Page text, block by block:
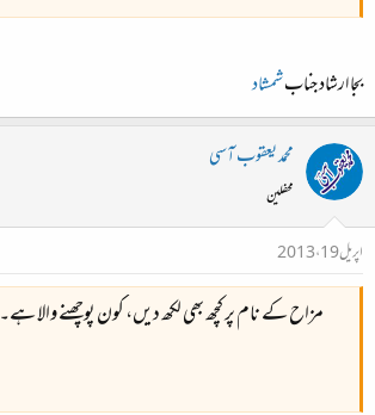
بجا ارشاد جنابشمشاد
محمد یعقوب آسی
محفلین
اپریل 19، 2013
مزاح کے نام پر کچھ بھی لکھ دیں، کون پوچھنے والا ہے۔